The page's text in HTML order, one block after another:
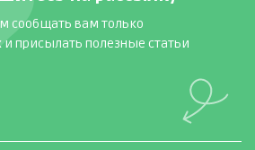
или резинка
элементы: штрипки, карманы,
мягкие модели. Для
износостойкие варианты.
сообщать вам только
и присылать полезные статьи